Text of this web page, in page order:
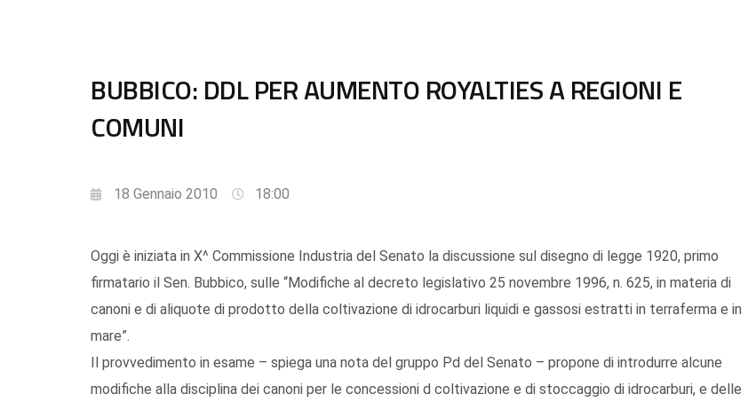
BUBBICO: DDL PER AUMENTO ROYALTIES A REGIONI E
COMUNI
18 Gennaio 2010 18:00
Oggi è iniziata in X^ Commissione Industria del Senato la discussione sul disegno di legge 1920, primo
firmatario il Sen. Bubbico, sulle “Modifiche al decreto legislativo 25 novembre 1996, n. 625, in materia di
canoni e di aliquote di prodotto della coltivazione di idrocarburi liquidi e gassosi estratti in terraferma e in
mare”.
Il provvedimento in esame – spiega una nota del gruppo Pd del Senato – propone di introdurre alcune
modifiche alla disciplina dei canoni per le concessioni d coltivazione e di stoccaggio di idrocarburi, e delle